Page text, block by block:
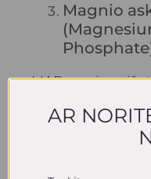
Magnio
MAP yra viena iš
Jis taip pat yra
drėkinančių savo
AR